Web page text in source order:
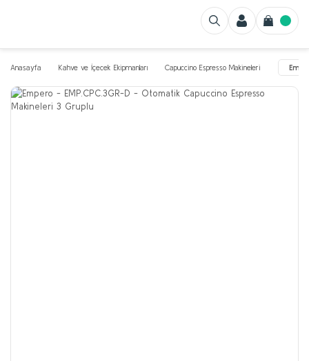
Anasayfa Kahve ve İçecek Ekipmanları Capuccino Espresso Makineleri